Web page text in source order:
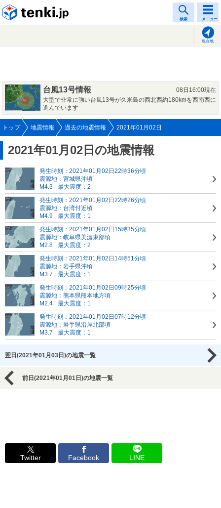
検索 メニュー
現在地
台風13号情報
08日16:00現在
大型で非常に強い台風13号が久米島の西北西約180kmを西南西に
進んでいます
トップ 地震情報 過去の地震情報 2021年01月02日
2021年01月02日の地震情報
発生時刻：2021年01月02日22時36分頃
震源地：宮城県沖頃
M4.3
最大震度：2
発生時刻：2021年01月02日22時26分頃
震源地：台湾付近頃
M4.9
最大震度：1
発生時刻：2021年01月02日15時35分頃
震源地：岐阜県美濃東部頃
M2.8
最大震度：2
発生時刻：2021年01月02日14時51分頃
震源地：岩手県沖頃
M3.7
最大震度：1
発生時刻：2021年01月02日09時25分頃
震源地：熊本県熊本地方頃
M2.4
最大震度：1
発生時刻：2021年01月02日07時12分頃
震源地：岩手県沿岸北部頃
M3.7
最大震度：1
翌日(2021年01月03日)の地震一覧
前日(2021年01月01日)の地震一覧
Twitter Facebook LINE